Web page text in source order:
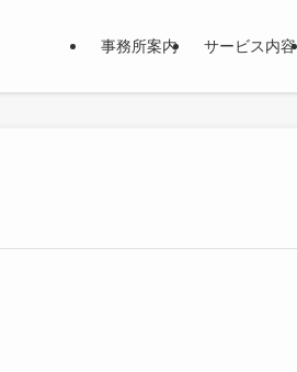
事務所案内 サービス内容